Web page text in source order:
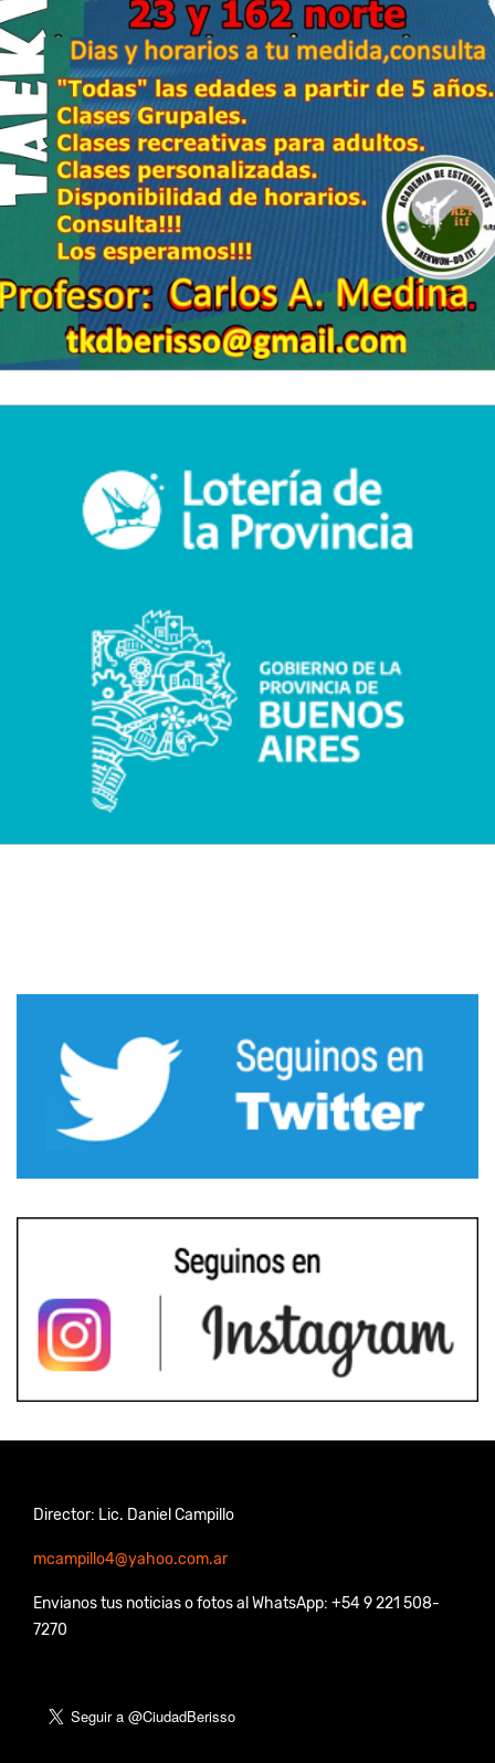
Director: Lic. Daniel Campillo
mcampillo4@yahoo.com.ar
Envianos tus noticias o fotos al WhatsApp: +54 9 221 508-
7270